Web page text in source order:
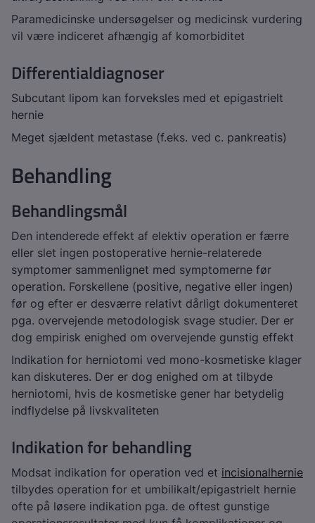
Paramedicinske undersøgelser og medicinsk vurdering
vil være indiceret afhængig af komorbiditet
Differentialdiagnoser
Subcutant lipom kan forveksles med et epigastrielt
hernie
Meget sjældent metastase (f.eks. ved c. pankreatis)
Behandling
Behandlingsmål
Den intenderede effekt af elektiv operation er færre
eller slet ingen postoperative hernie-relaterede
symptomer sammenlignet med symptomerne før
operation. Forskellene (positive, negative eller ingen)
før og efter er desværre relativt dårligt dokumenteret
pga. overvejende metodologisk svage studier. Der er
dog empirisk enighed om overvejende gunstig effekt
Indikation for herniotomi ved mono-kosmetiske klager
kan diskuteres. Der er dog enighed om at tilbyde
herniotomi, hvis de kosmetiske gener har betydelig
indflydelse på livskvaliteten
Indikation for behandling
Modsat indikation for operation ved et incisionalhernie
tilbydes operation for et umbilikalt/epigastrielt hernie
ofte på løsere indikation pga. de oftest gunstige